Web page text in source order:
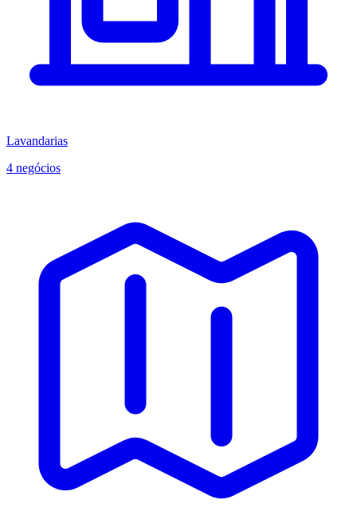
Lavandarias
4 negócios